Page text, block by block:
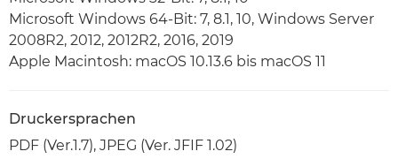
Microsoft Windows 64-Bit: 7, 8.1, 10, Windows Server
2008R2, 2012, 2012R2, 2016, 2019
Apple Macintosh: macOS 10.13.6 bis macOS 11
Druckersprachen
PDF (Ver.1.7), JPEG (Ver. JFIF 1.02)